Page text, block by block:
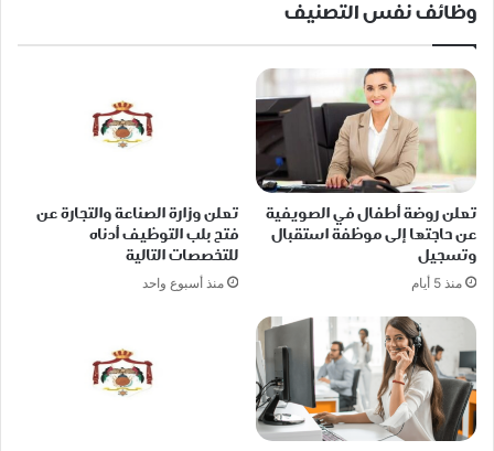
وظائف نفس التصنيف
تعلن روضة أطفال في الصويفية
عن حاجتها إلى موظفة استقبال
وتسجيل
منذ 5 أيام
تعلن وزارة الصناعة والتجارة عن
فتح بلب التوظيف أدناه
للتخصصات التالية
منذ أسبوع واحد